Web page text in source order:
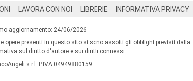
LAVORA CON NOI LIBRERIE INFORMATIVA PRIVACY
aggiornamento: 24/06/2026
le opere presenti in questo sito si sono assolti gli obblighi previsti dalla
sul diritto d'autore e sui diritti connessi.
s.r.l. P.IVA 04949880159